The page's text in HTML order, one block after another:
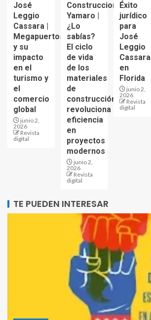
José
Leggio
Cassara |
Megapuertos
y su
impacto
en el
turismo y
el
comercio
global
junio 2,
2026
Revista
digital
Construcciones
Yamaro |
¿Lo
sabías?
El ciclo
de vida
de los
materiales
de
construcción
revoluciona
eficiencia
en
proyectos
modernos
junio 2,
2026
Revista
digital
Éxito
jurídico
para
José
Leggio
Cassara
en
Florida
junio 2,
2026
Revista
digital
TE PUEDEN INTERESAR